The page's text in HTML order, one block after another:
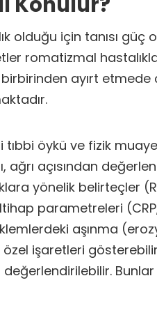
olduğu için tanısı güç
romatizmal
birbirinden ayırt
tıbbi öykü ve fizik
ağrı açısından
yönelik belirteçler
parametreleri
aşınma
işaretleri
Bunlar